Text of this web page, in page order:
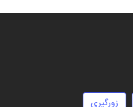
زورگیری